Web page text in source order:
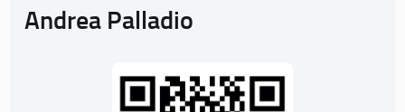
Andrea Palladio